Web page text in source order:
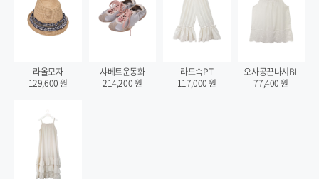
라올모자
129,600원
샤베트운동화
214,200원
라드속PT
117,000원
오사공끈나시BL
77,400원